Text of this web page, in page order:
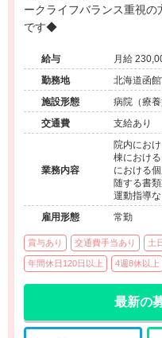
ークライフバランス重視
です◆
給与
勤務地
北海道函
施設形態
病院（療養
交通費
支給あり
業務内容
院内にお
棟におけ
における
随する書
運動指導な
雇用形態
常勤
賞与あり 交通費手当あり 土
年間休日120日以上 4週8休以上
最新の